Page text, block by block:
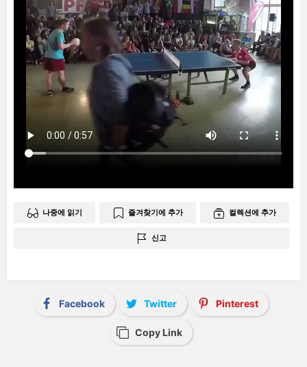
나중에 읽기 즐겨찾기에 추가 컬렉션에 추가
신고
Facebook Twitter Pinterest
Copy Link